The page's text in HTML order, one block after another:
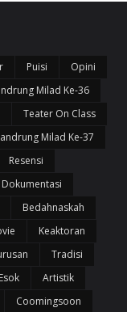
Puisi
Opini
Milad Ke-36
Teater On Class
Milad Ke-37
Resensi
Dokumentasi
Bedahnaskah
Keaktoran
Tradisi
Artistik
Coomingsoon